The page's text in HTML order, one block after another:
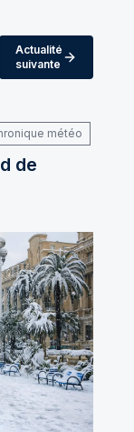
Actualité
suivante
météo
de